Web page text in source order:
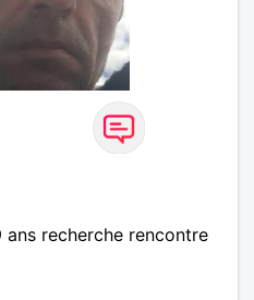
recherche rencontre